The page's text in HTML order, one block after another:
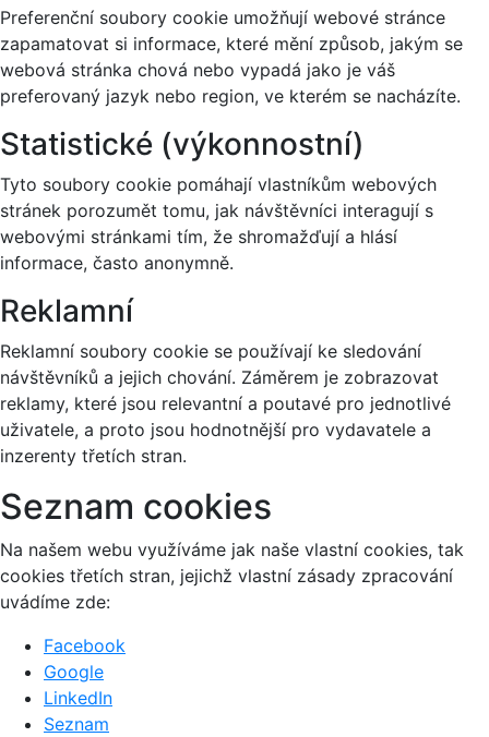
Preferenční soubory cookie umožňují webové stránce
zapamatovat si informace, které mění způsob, jakým se
webová stránka chová nebo vypadá jako je váš
preferovaný jazyk nebo region, ve kterém se nacházíte.
Statistické (výkonnostní)
Tyto soubory cookie pomáhají vlastníkům webových
stránek porozumět tomu, jak návštěvníci interagují s
webovými stránkami tím, že shromažďují a hlásí
informace, často anonymně.
Reklamní
Reklamní soubory cookie se používají ke sledování
návštěvníků a jejich chování. Záměrem je zobrazovat
reklamy, které jsou relevantní a poutavé pro jednotlivé
uživatele, a proto jsou hodnotnější pro vydavatele a
inzerenty třetích stran.
Seznam cookies
Na našem webu využíváme jak naše vlastní cookies, tak
cookies třetích stran, jejichž vlastní zásady zpracování
uvádíme zde:
Facebook
Google
LinkedIn
Seznam